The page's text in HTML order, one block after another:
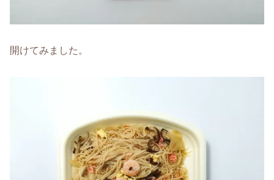
開けてみました。